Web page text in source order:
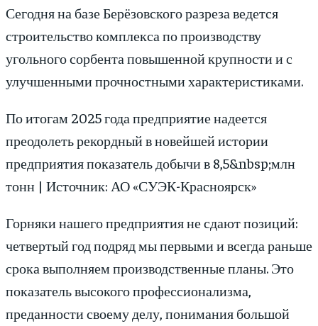
Сегодня на базе Берёзовского разреза ведется
строительство комплекса по производству
угольного сорбента повышенной крупности и с
улучшенными прочностными характеристиками.
По итогам 2025 года предприятие надеется
преодолеть рекордный в новейшей истории
предприятия показатель добычи в 8,5&nbsp;млн
тонн | Источник: АО «СУЭК-Красноярск»
Горняки нашего предприятия не сдают позиций:
четвертый год подряд мы первыми и всегда раньше
срока выполняем производственные планы. Это
показатель высокого профессионализма,
преданности своему делу, понимания большой